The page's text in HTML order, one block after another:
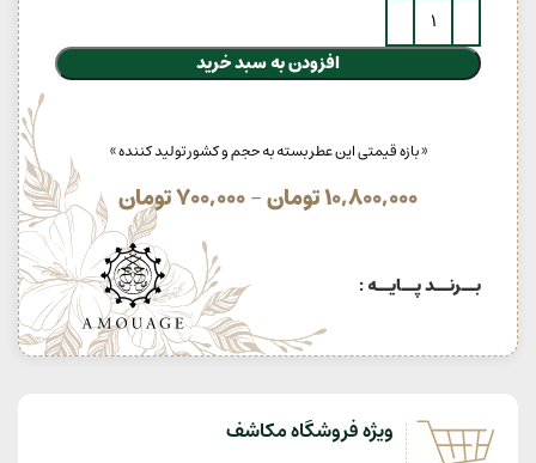
افزودن به سبد خرید
« بازه قیمتی این عطر بسته به حجم و کشور تولید کننده »
10,800,000تومان–
700,000تومان
بــرنــد پــایــه :
ویژه فروشگاه مکاشف